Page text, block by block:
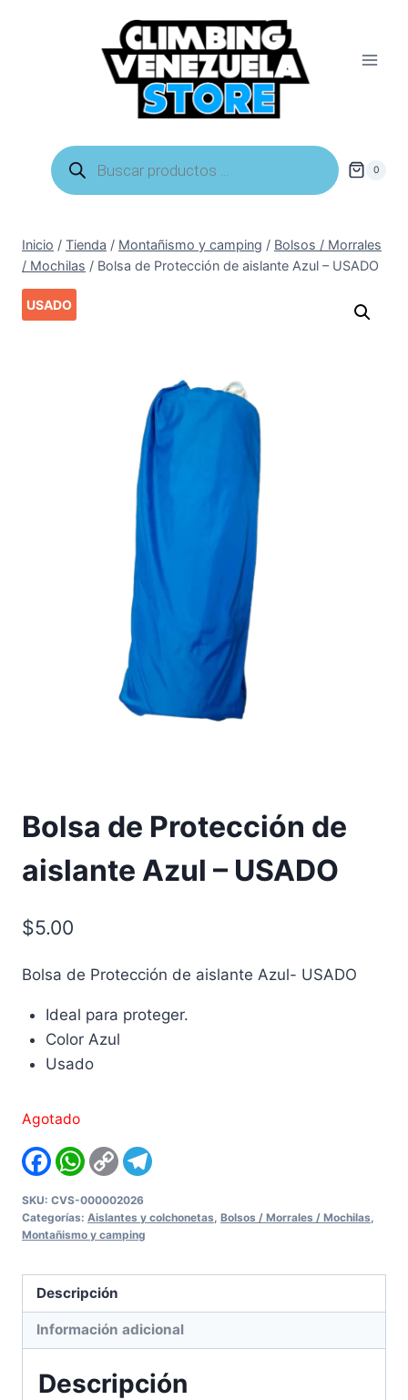
Búsqueda
de
productos
0
Inicio / Tienda / Montañismo y camping / Bolsos / Morrales
/ Mochilas / Bolsa de Protección de aislante Azul – USADO
USADO
Bolsa de Protección de
aislante Azul – USADO
$5.00
Bolsa de Protección de aislante Azul- USADO
Ideal para proteger.
Color Azul
Usado
Agotado
FacebookWhatsApp
Copy
Link
SKU: CVS-000002026
Categorías: Aislantes y colchonetas, Bolsos / Morrales / Mochilas,
Montañismo y camping
Descripción
Información adicional
Descripción